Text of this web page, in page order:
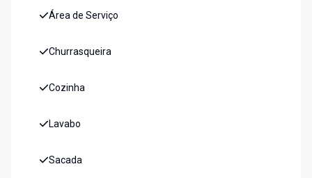
Área de Serviço
Churrasqueira
Cozinha
Lavabo
Sacada